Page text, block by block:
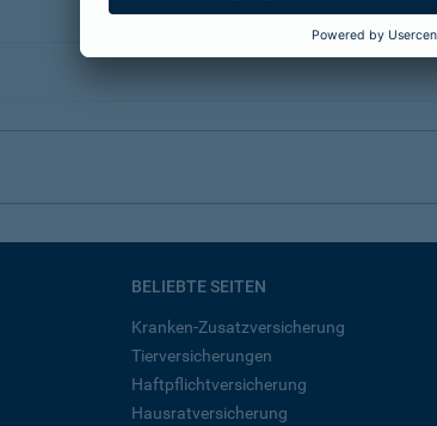
BELIEBTE SEITEN
Kranken-Zusatzversicherung
Tierversicherungen
Haftpflichtversicherung
Hausratversicherung